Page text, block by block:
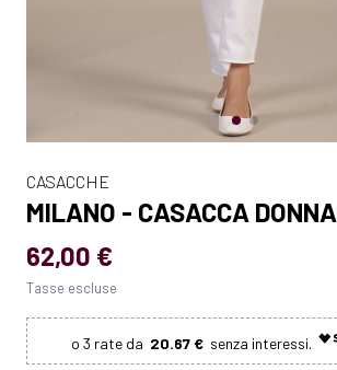
CASACCHE
MILANO - CASACCA DONNA
62,00 €
Tasse escluse
20.67 €